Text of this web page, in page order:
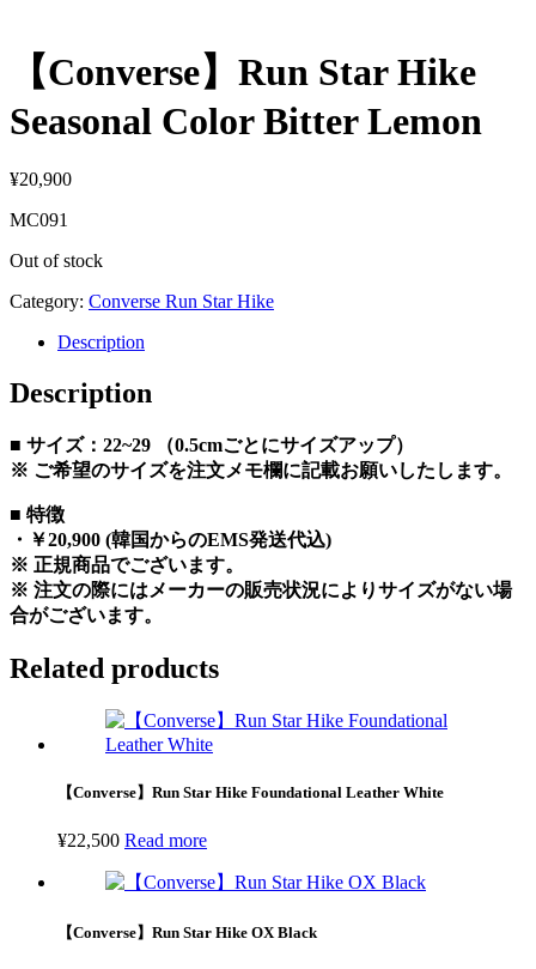
【Converse】Run Star Hike
Seasonal Color Bitter Lemon
¥20,900
MC091
Out of stock
Category: Converse Run Star Hike
Description
Description
■ サイズ：22~29 （0.5cmごとにサイズアップ）
※ ご希望のサイズを注文メモ欄に記載お願いしたします。
■ 特徴
・￥20,900 (韓国からのEMS発送代込)
※ 正規商品でございます。
※ 注文の際にはメーカーの販売状況によりサイズがない場
合がございます。
Related products
【Converse】Run Star Hike Foundational Leather White
¥22,500 Read more
【Converse】Run Star Hike OX Black